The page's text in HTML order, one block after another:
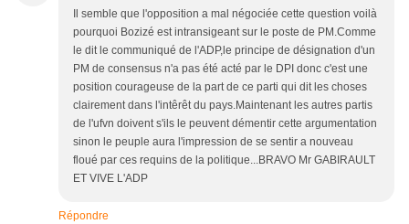
Il semble que l'opposition a mal négociée cette question voilà
pourquoi Bozizé est intransigeant sur le poste de PM.Comme
le dit le communiqué de l'ADP,le principe de désignation d'un
PM de consensus n'a pas été acté par le DPI donc c'est une
position courageuse de la part de ce parti qui dit les choses
clairement dans l'intêrêt du pays.Maintenant les autres partis
de l'ufvn doivent s'ils le peuvent démentir cette argumentation
sinon le peuple aura l'impression de se sentir a nouveau
floué par ces requins de la politique...BRAVO Mr GABIRAULT
ET VIVE L'ADP
Répondre